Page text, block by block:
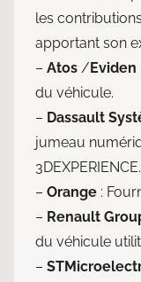
les
apportant son
– Atos /Eviden
du véhicule.
– Dassault
jumeau
3DEXPERIENCE.
– Orange :
– Renault
du véhicule
–